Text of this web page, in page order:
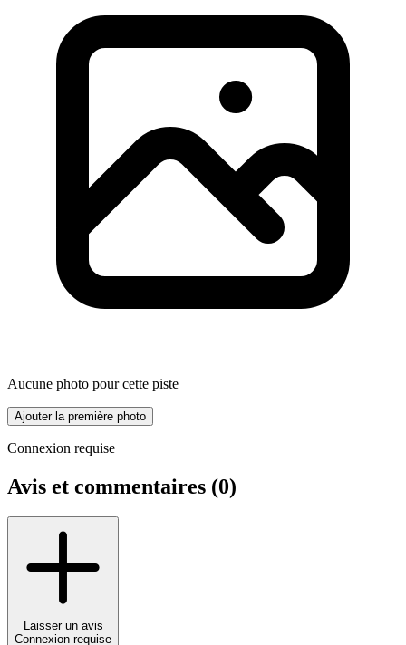
Aucune photo pour cette piste
Ajouter la première photo
Connexion requise
Avis et commentaires (0)
Laisser un avis
Connexion requise